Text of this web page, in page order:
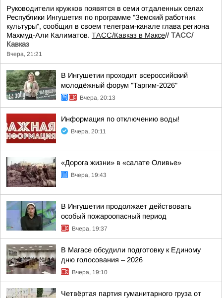
Руководители кружков появятся в семи отдаленных селах
Республики Ингушетия по программе "Земский работник
культуры", сообщил в своем телеграм-канале глава региона
Махмуд-Али Калиматов. ТАСС/Кавказ в Максе// ТАСС/
Кавказ
Вчера, 21:21
В Ингушетии проходит всероссийский
молодёжный форум "Таргим-2026"
Вчера, 20:13
Информация по отключению воды!
Вчера, 20:11
«Дорога жизни» в «салате Оливье»
Вчера, 19:43
В Ингушетии продолжает действовать
особый пожароопасный период
Вчера, 19:37
В Магасе обсудили подготовку к Единому
дню голосования – 2026
Вчера, 19:10
Четвёртая партия гуманитарного груза от